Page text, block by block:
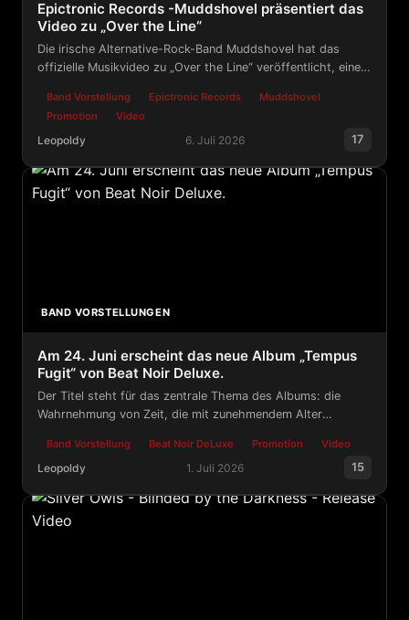
Epictronic Records -Muddshovel präsentiert das
Video zu „Over the Line“
Die irische Alternative-Rock-Band Muddshovel hat das
offizielle Musikvideo zu „Over the Line“ veröffentlicht, einem
Epictronic erhältlich ist.
Band Vorstellung Epictronic Records
Muddshovel
Promotion
Video
Leopoldy 6. Juli 2026 17
Epictronic Records -Muddshovel präsentiert das Video
BAND VORSTELLUNGEN
Am 24. Juni erscheint das neue Album „Tempus
Fugit“ von Beat Noir Deluxe.
Der Titel steht für das zentrale Thema des Albums: die
Wahrnehmung von Zeit, die mit zunehmendem Alter
Band Vorstellung Beat Noir DeLuxe Promotion Video
Leopoldy 1. Juli 2026 15
Am 24. Juni erscheint das neue Album „Tempus Fugit“